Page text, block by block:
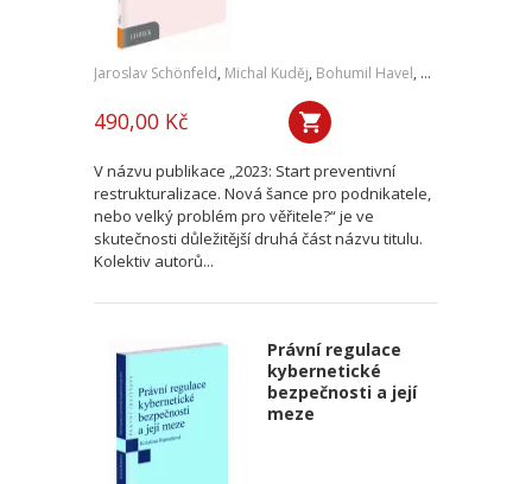
Jaroslav Schönfeld, Michal Kuděj, Bohumil Havel, Petr Sprinz
490,00 Kč
V názvu publikace „2023: Start preventivní
restrukturalizace. Nová šance pro podnikatele,
nebo velký problém pro věřitele?“ je ve
skutečnosti důležitější druhá část názvu titulu.
Kolektiv autorů...
Právní regulace
kybernetické
bezpečnosti a její
meze